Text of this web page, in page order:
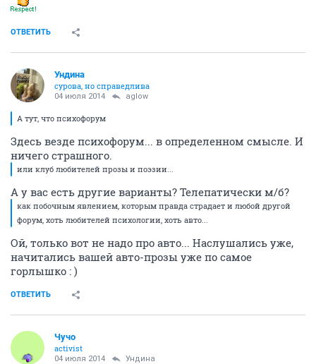
ОТВЕТИТЬ
Ундинa
сурова, но справедлива
04 июля 2014 aglow
А тут, что психофорум
Здесь везде психофорум... в определенном смысле. И
ничего страшного.
или клуб любителей прозы и поэзии...
А у вас есть другие варианты? Телепатически м/б?
как побочным явлением, которым правда страдает и любой другой
форум, хоть любителей психологии, хоть авто...
Ой, только вот не надо про авто... Наслушались уже,
начитались вашей авто-прозы уже по самое
горлышко : )
ОТВЕТИТЬ
Чучо
activist
04 июля 2014 Ундинa